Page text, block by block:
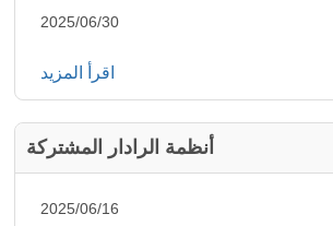
2025/06/30
اقرأ المزيد
أنظمة الرادار المشتركة
2025/06/16